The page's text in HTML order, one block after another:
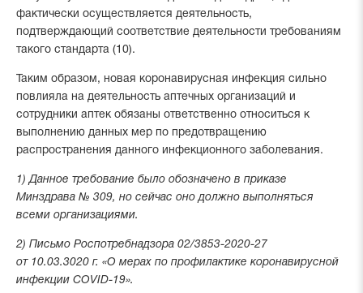
фактически осуществляется деятельность,
подтверждающий соответствие деятельности требованиям
такого стандарта (10).
Таким образом, новая коронавирусная инфекция сильно
повлияла на деятельность аптечных организаций и
сотрудники аптек обязаны ответственно относиться к
выполнению данных мер по предотвращению
распространения данного инфекционного заболевания.
1) Данное требование было обозначено в приказе
Минздрава № 309, но сейчас оно должно выполняться
всеми организациями.
2) Письмо Роспотребнадзора 02/3853-2020-27
от 10.03.3020 г. «О мерах по профилактике коронавирусной
инфекции COVID-19».